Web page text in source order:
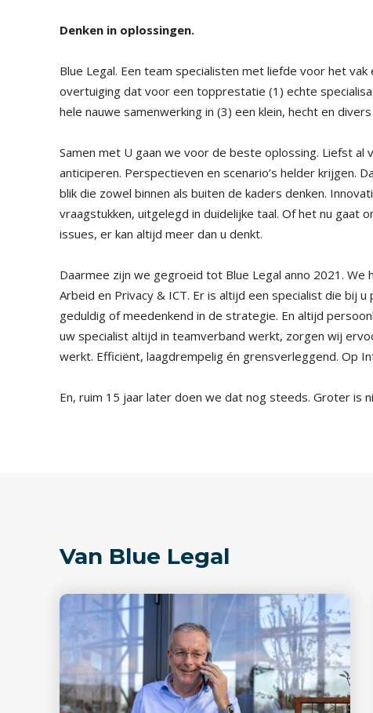
Denken in oplossingen.
Blue Legal. Een team specialisten met liefde voor het
overtuiging dat voor een topprestatie (1) echte
hele nauwe samenwerking in (3) een klein, hecht en
Samen met U gaan we voor de beste oplossing. Liefst al
anticiperen. Perspectieven en scenario’s helder krijgen.
blik die zowel binnen als buiten de kaders denken.
vraagstukken, uitgelegd in duidelijke taal. Of het nu gaat
issues, er kan altijd meer dan u denkt.
Daarmee zijn we gegroeid tot Blue Legal anno 2021.
Arbeid en Privacy & ICT. Er is altijd een specialist die bij
geduldig of meedenkend in de strategie. En altijd
uw specialist altijd in teamverband werkt, zorgen wij
werkt. Efficiënt, laagdrempelig én grensverleggend. Op
En, ruim 15 jaar later doen we dat nog steeds. Groter is
Van Blue Legal